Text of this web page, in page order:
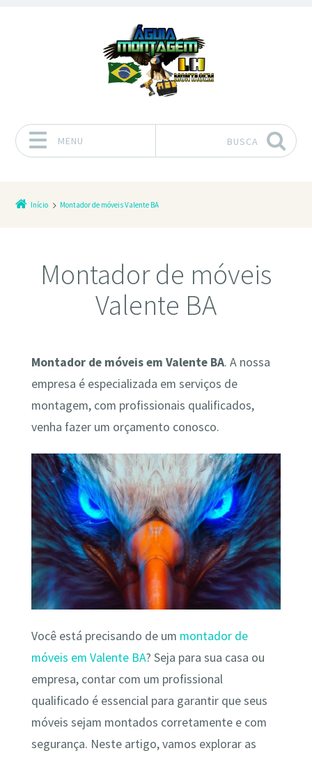
MENU BUSCA
Início Montador de móveis Valente BA
Montador de móveis
Valente BA
Montador de móveis em Valente BA. A nossa
empresa é especializada em serviços de
montagem, com profissionais qualificados,
venha fazer um orçamento conosco.
Você está precisando de um montador de
móveis em Valente BA? Seja para sua casa ou
empresa, contar com um profissional
qualificado é essencial para garantir que seus
móveis sejam montados corretamente e com
segurança. Neste artigo, vamos explorar as